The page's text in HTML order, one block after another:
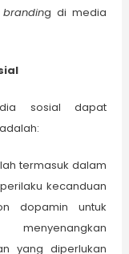
branding di media
sosial dapat
termasuk dalam
kecanduan
dopamin untuk
menyenangkan
yang diperlukan